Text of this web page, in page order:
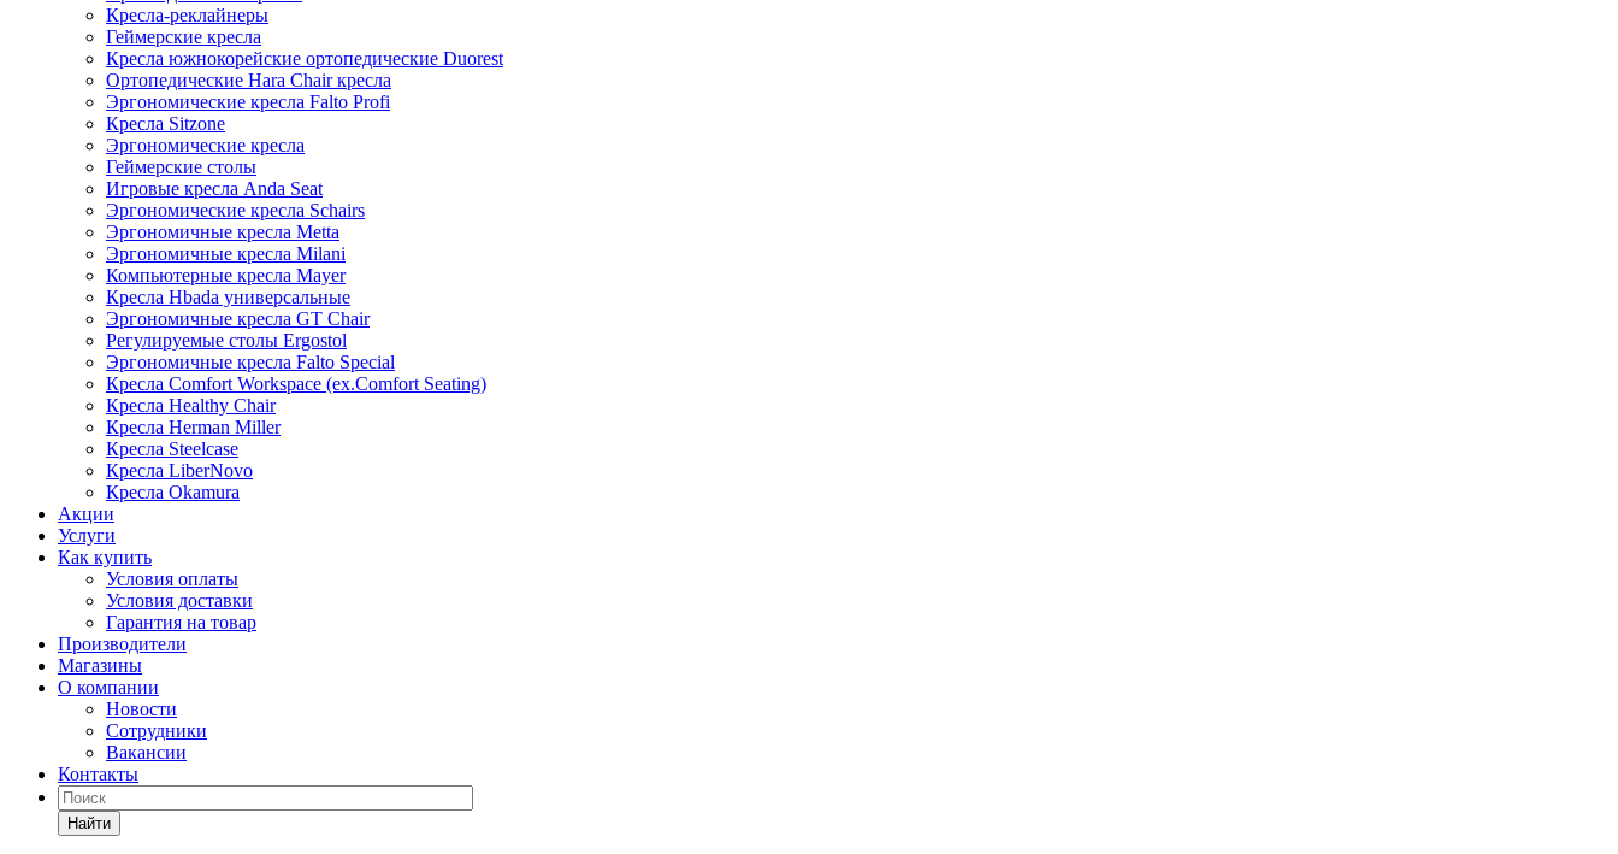
Кресла-реклайнеры
Геймерские кресла
Кресла южнокорейские ортопедические Duorest
Ортопедические Hara Chair кресла
Эргономические кресла Falto Profi
Кресла Sitzone
Эргономические кресла
Геймерские столы
Игровые кресла Anda Seat
Эргономические кресла Schairs
Эргономичные кресла Metta
Эргономичные кресла Milani
Компьютерные кресла Mayer
Кресла Hbada универсальные
Эргономичные кресла GT Chair
Регулируемые столы Ergostol
Эргономичные кресла Falto Special
Кресла Comfort Workspace (ex.Comfort Seating)
Кресла Healthy Chair
Кресла Herman Miller
Кресла Steelcase
Кресла LiberNovo
Кресла Okamura
Акции
Услуги
Как купить
Условия оплаты
Условия доставки
Гарантия на товар
Производители
Магазины
О компании
Новости
Сотрудники
Вакансии
Контакты
Найти